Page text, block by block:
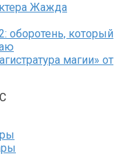
Жажда
оборотень, который
магии» от